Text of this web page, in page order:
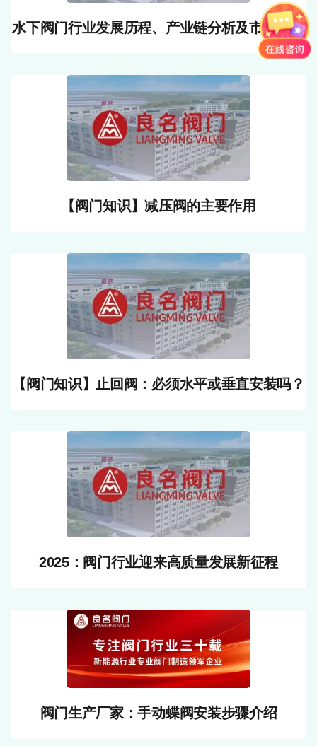
水下阀门行业发展历程、产业链分析及市场趋势
【阀门知识】减压阀的主要作用
【阀门知识】止回阀：必须水平或垂直安装吗？
2025：阀门行业迎来高质量发展新征程
阀门生产厂家：手动蝶阀安装步骤介绍